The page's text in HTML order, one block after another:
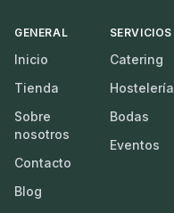
GENERAL
Inicio
Tienda
Sobre
nosotros
Contacto
Blog
SERVICIOS
Catering
Hostelería
Bodas
Eventos